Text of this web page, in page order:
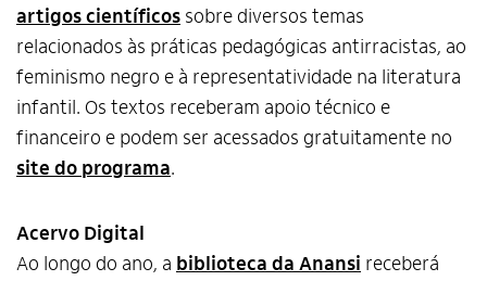
artigos científicos sobre diversos temas
relacionados às práticas pedagógicas antirracistas, ao
feminismo negro e à representatividade na literatura
infantil. Os textos receberam apoio técnico e
financeiro e podem ser acessados gratuitamente no
site do programa.
Acervo Digital
Ao longo do ano, a biblioteca da Anansi receberá